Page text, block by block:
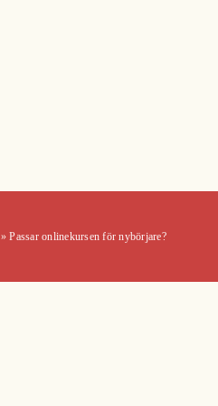
»Passar onlinekursen för nybörjare?